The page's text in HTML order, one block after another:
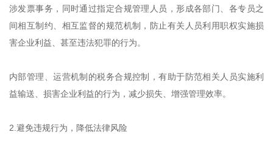
涉发票事务，同时通过指定合规管理人员，形成各部门、各专员之
间相互制约、相互监督的规范机制，防止有关人员利用职权实施损
害企业利益、甚至违法犯罪的行为。
内部管理、运营机制的税务合规控制，有助于防范相关人员实施利
益输送、损害企业利益的行为，减少损失、增强管理效率。
2.避免违规行为，降低法律风险